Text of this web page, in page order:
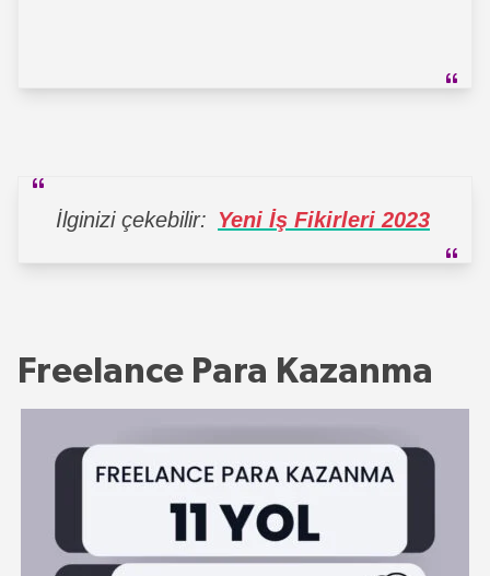
İlginizi çekebilir: Yeni İş Fikirleri 2023
Freelance Para Kazanma